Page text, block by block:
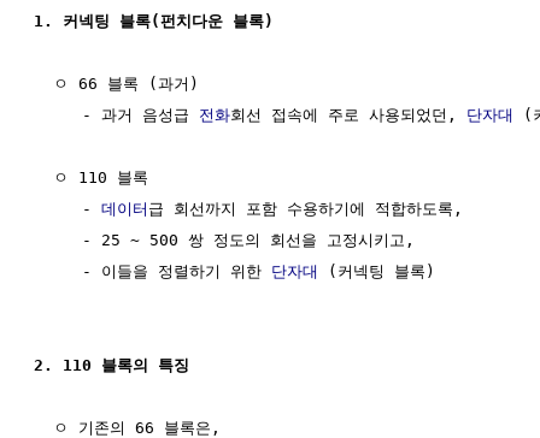
1. 커넥팅 블록(펀치다운 블록)
  ㅇ 66 블록 (과거)
     - 과거 음성급
전화회선 접속에 주로 사용되었던, 단자대 (
  ㅇ 110 블록
     -
데이터 급 회선까지 포함 수용하기에 적합하도록,
     - 25 ~ 500 쌍 정도의 회선을 고정시키고,
     - 이들을 정렬하기 위한
단자대 (커넥팅 블록)
2. 110 블록의 특징
  ㅇ 기존의 66 블록은,